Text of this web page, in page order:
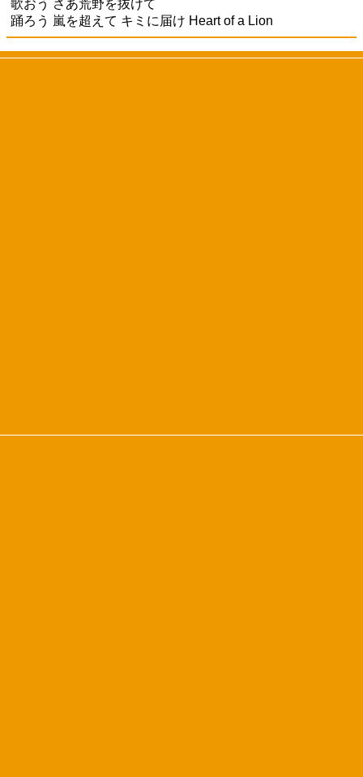
歌おう さあ荒野を抜けて
踊ろう 嵐を超えて キミに届け Heart of a Lion